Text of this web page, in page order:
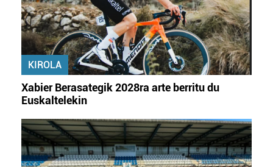
KIROLA
Xabier Berasategik 2028ra arte berritu du
Euskaltelekin